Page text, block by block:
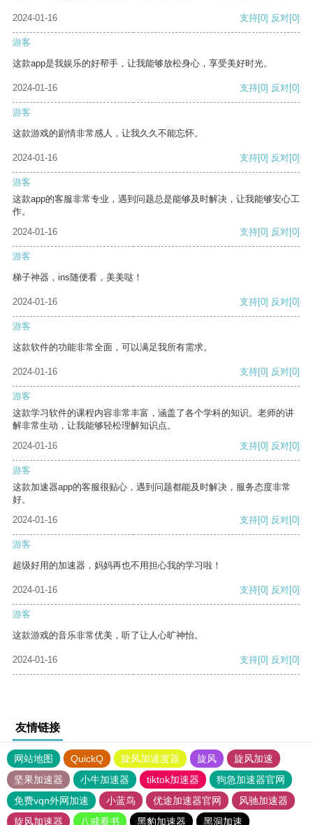
2024-01-16 支持[0] 反对[0]
游客
这款app是我娱乐的好帮手，让我能够放松身心，享受美好时光。
2024-01-16 支持[0] 反对[0]
游客
这款游戏的剧情非常感人，让我久久不能忘怀。
2024-01-16 支持[0] 反对[0]
游客
这款app的客服非常专业，遇到问题总是能够及时解决，让我能够安心工
作。
2024-01-16
支持[0] 反对[0]
游客
梯子神器，ins随便看，美美哒！
2024-01-16 支持[0] 反对[0]
游客
这款软件的功能非常全面，可以满足我所有需求。
2024-01-16 支持[0] 反对[0]
游客
这款学习软件的课程内容非常丰富，涵盖了各个学科的知识。老师的讲
解非常生动，让我能够轻松理解知识点。
2024-01-16
支持[0] 反对[0]
游客
这款加速器app的客服很贴心，遇到问题都能及时解决，服务态度非常
好。
2024-01-16
支持[0] 反对[0]
游客
超级好用的加速器，妈妈再也不用担心我的学习啦！
2024-01-16 支持[0] 反对[0]
游客
这款游戏的音乐非常优美，听了让人心旷神怡。
2024-01-16 支持[0] 反对[0]
友情链接
网站地图 QuickQ 旋风加速度器 旋风
旋风加速
坚果加速器
小牛加速器 tiktok加速器
狗急加速器官网
免费vqn外网加速
小蓝鸟 优途加速器官网
风驰加速器
旋风加速器
八戒看书 黑豹加速器 黑洞加速